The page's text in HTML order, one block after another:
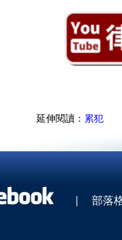
延伸閱讀： 累犯
| 部落